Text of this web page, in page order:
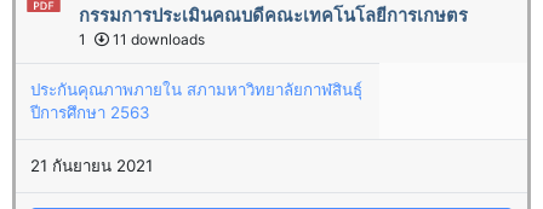
กรรมการประเมินคณบดีคณะเทคโนโลยีการเกษตร
1 11 downloads
ประกันคุณภาพภายใน สภามหาวิทยาลัยกาฬสินธุ์
ปีการศึกษา 2563
21 กันยายน 2021